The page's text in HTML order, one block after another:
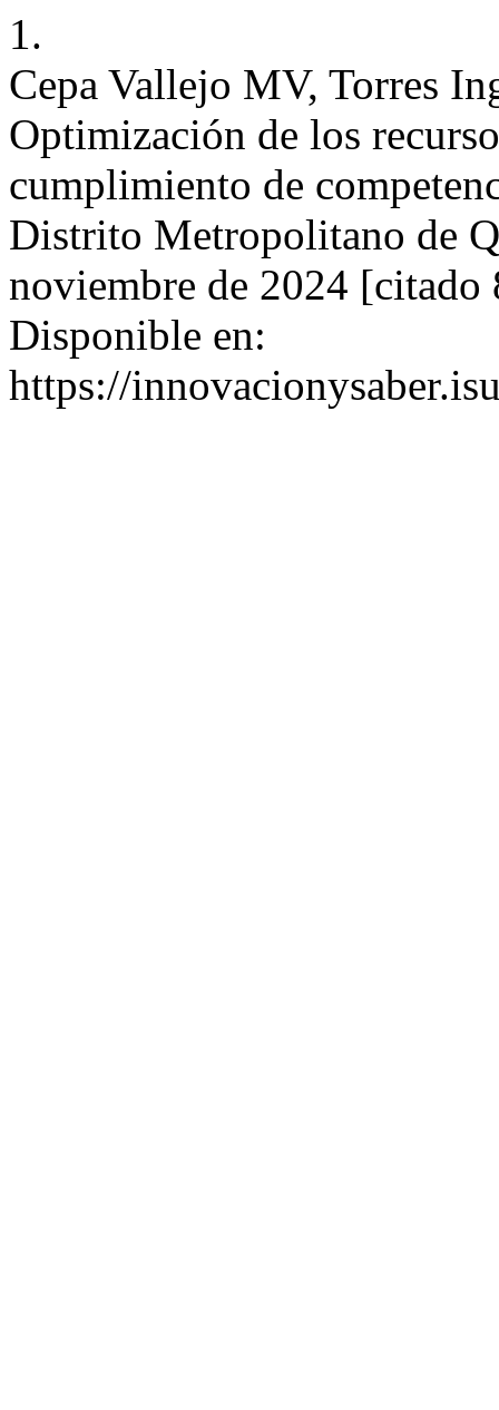
1.
Cepa Vallejo MV, Torres
Optimización de los
cumplimiento de
Distrito Metropolitano de
noviembre de 2024
Disponible en:
https://